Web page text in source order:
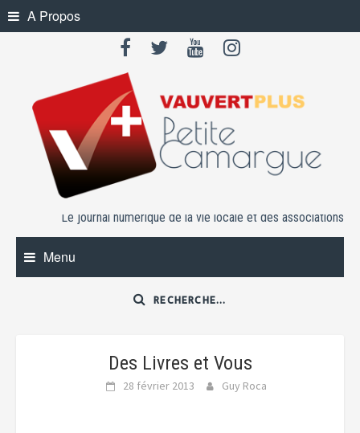
Skip
to
A Propos
Le journal numérique de la vie locale et des associations
Menu
Des Livres et Vous
28 février 2013 Guy Roca